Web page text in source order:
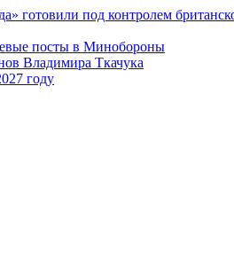
готовили под контролем
посты в Минобороны
Владимира Ткачука
году